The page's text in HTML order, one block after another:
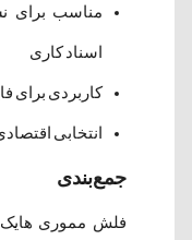
مناسب برای
اسناد کاری
کاربردی برای
انتخابی
جمع‌بندی
فلش مموری